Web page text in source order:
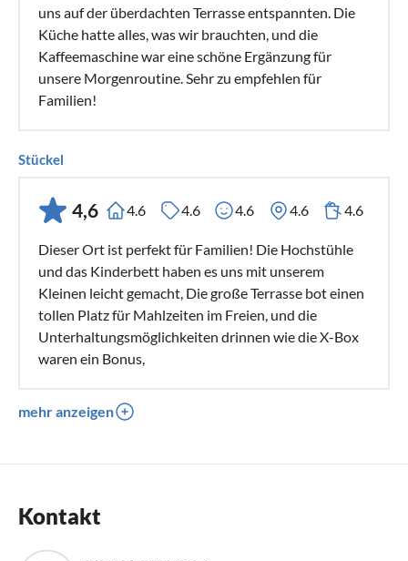
uns auf der überdachten Terrasse entspannten. Die
Küche hatte alles, was wir brauchten, und die
Kaffeemaschine war eine schöne Ergänzung für
unsere Morgenroutine. Sehr zu empfehlen für
Familien!
Stückel
4,6 4.6 4.6 4.6 4.6 4.6
Dieser Ort ist perfekt für Familien! Die Hochstühle
und das Kinderbett haben es uns mit unserem
Kleinen leicht gemacht, Die große Terrasse bot einen
tollen Platz für Mahlzeiten im Freien, und die
Unterhaltungsmöglichkeiten drinnen wie die X-Box
waren ein Bonus,
mehr anzeigen
Kontakt